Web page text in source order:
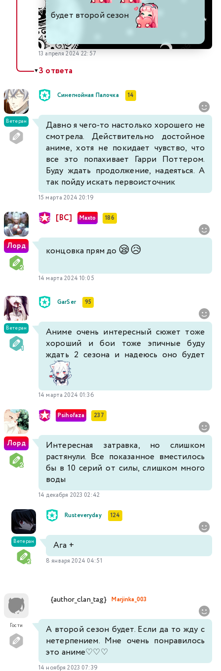
будет второй сезон
13 апреля 2024 22:57
▼3 ответа
Ветеран
Синегнойная Палочка 14
Давно я чего-то настолько хорошего не
смотрела. Действительно достойное
аниме, хотя не покидает чувство, что
все это попахивает Гарри Поттером.
Буду ждать продолжение, надеяться. А
так пойду искать первоисточник
15 марта 2024 20:19
Лорд
[BC] Maxto 186
концовка прям до 😪😥
14 марта 2024 10:05
Ветеран
GarSer 95
Аниме очень интересный сюжет тоже
хороший и бои тоже эпичные буду
ждать 2 сезона и надеюсь оно будет
14 марта 2024 01:36
Лорд
Psihofaza 237
Интересная затравка, но слишком
растянули. Все показанное вместилось
бы в 10 серий от силы, слишком много
воды
14 декабря 2023 02:42
Ветеран
Rusteveryday 124
Ага +
8 января 2024 04:51
Гости
{author_clan_tag} Marjinka_003
А второй сезон будет. Если да то жду с
нетерпением. Мне очень понравилось
это аниме♡♡♡
14 ноября 2023 07:39